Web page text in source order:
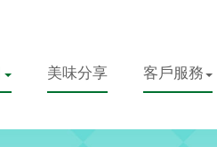
美味分享 客戶服務